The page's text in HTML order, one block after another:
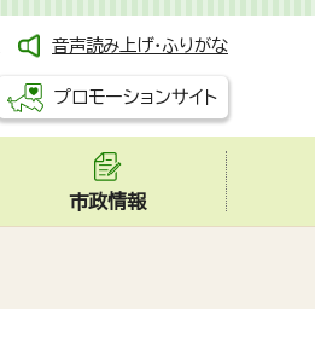
音声読み上げ・ふりがな
プロモーションサイト
市政情報